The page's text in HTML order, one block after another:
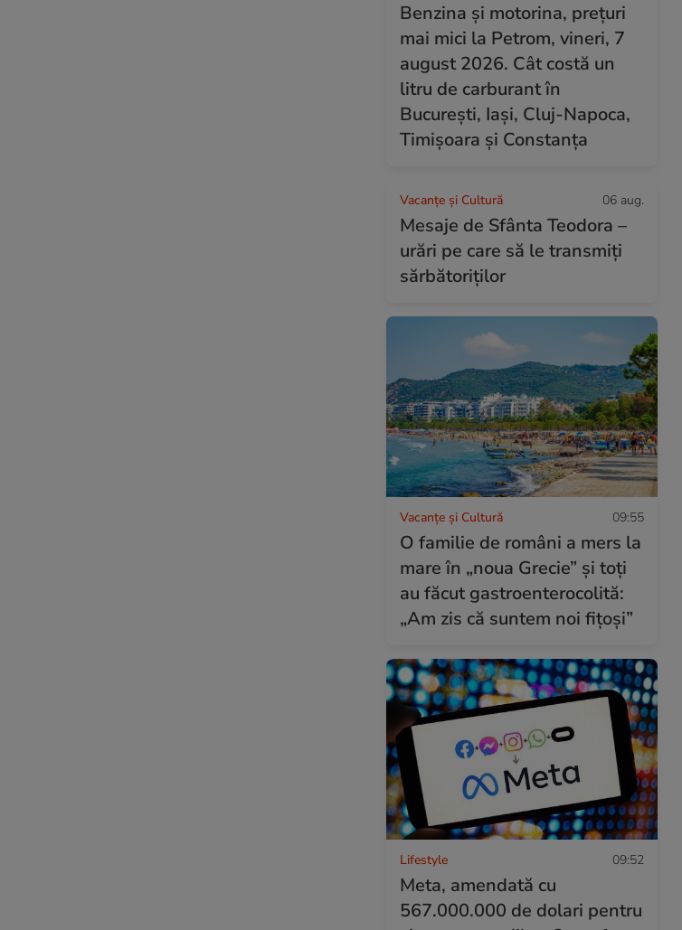
Benzina și motorina, prețuri
mai mici la Petrom, vineri, 7
august 2026. Cât costă un
litru de carburant în
București, Iași, Cluj-Napoca,
Timișoara și Constanța
Vacanțe și Cultură 06 aug.
Mesaje de Sfânta Teodora –
urări pe care să le transmiți
sărbătoriților
Vacanțe și Cultură 09:55
O familie de români a mers la
mare în „noua Grecie” și toți
au făcut gastroenterocolită:
„Am zis că suntem noi fițoși”
Lifestyle 09:52
Meta, amendată cu
567.000.000 de dolari pentru